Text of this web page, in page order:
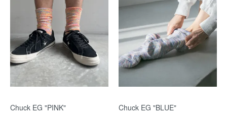
Chuck EG "PINK"
Chuck EG "BLUE"